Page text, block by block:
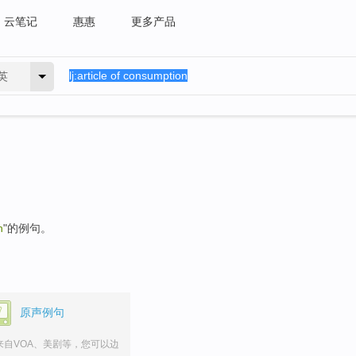
云笔记 惠惠 更多产品
"的例句。
原声例句
自VOA、美剧等，您可以边